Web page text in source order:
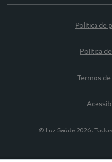
Política de
Política
Termos
© Luz Saúde 2026.